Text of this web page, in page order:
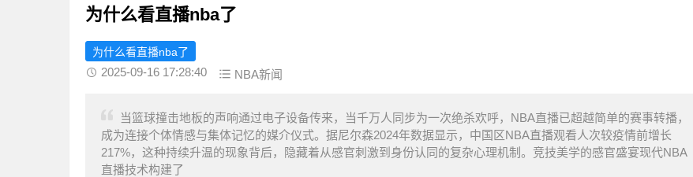
为什么看直播nba了
为什么看直播nba了
2025-09-16 17:28:40 NBA新闻
当篮球撞击地板的声响通过电子设备传来，当千万人同步为一次绝杀欢呼，NBA直播已超越简单的赛事转播，
成为连接个体情感与集体记忆的媒介仪式。据尼尔森2024年数据显示，中国区NBA直播观看人次较疫情前增长
217%，这种持续升温的现象背后，隐藏着从感官刺激到身份认同的复杂心理机制。竞技美学的感官盛宴现代NBA
直播技术构建了